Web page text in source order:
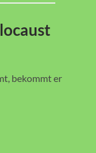
bekommt er